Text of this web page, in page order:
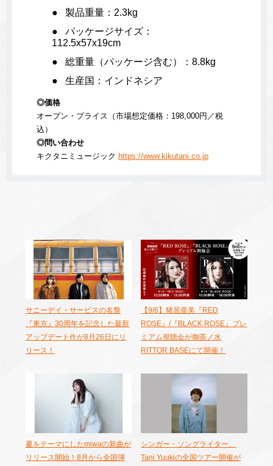
製品重量：2.3kg
パッケージサイズ：
112.5x57x19cm
総重量（パッケージ含む）：8.8kg
生産国：インドネシア
◎価格
オープン・プライス（市場想定価格：198,000円／税
込）
◎問い合わせ
キクタニミュージック https://www.kikutani.co.jp
サニーデイ・サービスの名盤
『東京』30周年を記念した最新
アップデート作が8月26日にリ
リース！
【9/6】猪居亜美『RED
ROSE』/『BLACK ROSE』プレ
ミアム視聴会が御茶ノ水
RITTOR BASEにて開催！
夏をテーマにしたmiwaの新曲が
リリース開始！8月から全国弾
シンガー・ソングライター、
Tani Yuukiの全国ツアー開催が